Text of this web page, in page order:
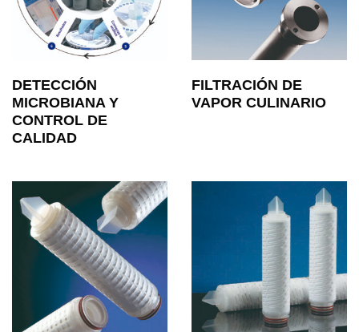
DETECCIÓN
MICROBIANA Y
CONTROL DE
CALIDAD
FILTRACIÓN DE
VAPOR CULINARIO